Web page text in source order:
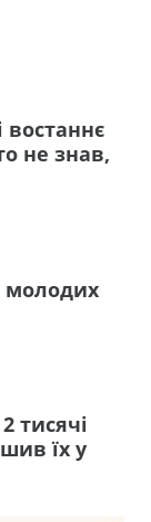
востаннє
не знав,
молодих
тисячі
їх у